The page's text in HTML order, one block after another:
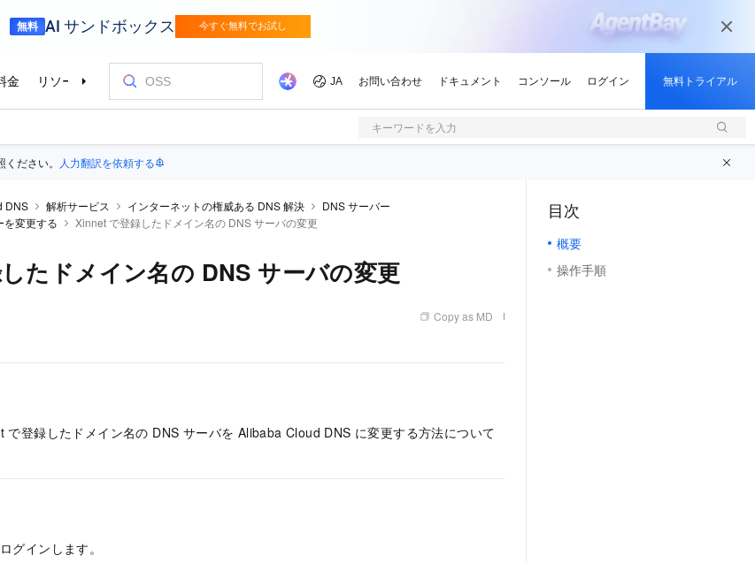
キーワードを入力
ださい。 人力翻訳を依頼する
DNS 解析サービス インターネットの権威ある DNS 解決
DNS サーバー
を変更する
Xinnet で登録したドメイン名の DNS サーバの変更
たドメイン名の DNS サーバの変更
Copy as MD
で登録したドメイン名の DNS サーバを Alibaba Cloud DNS に変更する方法について
グインします。
目次
概要
操作手順